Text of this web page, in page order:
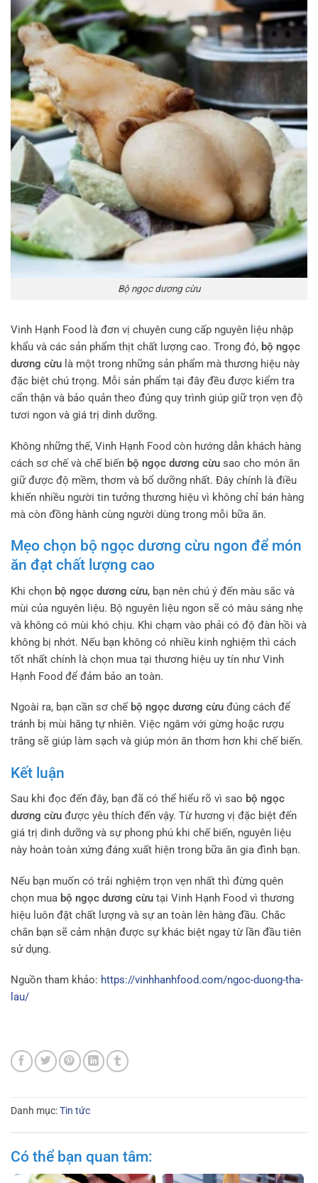
Bộ ngọc dương cừu
Vinh Hạnh Food là đơn vị chuyên cung cấp nguyên liệu nhập
khẩu và các sản phẩm thịt chất lượng cao. Trong đó, bộ ngọc
dương cừu là một trong những sản phẩm mà thương hiệu này
đặc biệt chú trọng. Mỗi sản phẩm tại đây đều được kiểm tra
cẩn thận và bảo quản theo đúng quy trình giúp giữ trọn vẹn độ
tươi ngon và giá trị dinh dưỡng.
Không những thế, Vinh Hạnh Food còn hướng dẫn khách hàng
cách sơ chế và chế biến bộ ngọc dương cừu sao cho món ăn
giữ được độ mềm, thơm và bổ dưỡng nhất. Đây chính là điều
khiến nhiều người tin tưởng thương hiệu vì không chỉ bán hàng
mà còn đồng hành cùng người dùng trong mỗi bữa ăn.
Mẹo chọn bộ ngọc dương cừu ngon để món
ăn đạt chất lượng cao
Khi chọn bộ ngọc dương cừu, bạn nên chú ý đến màu sắc và
mùi của nguyên liệu. Bộ nguyên liệu ngon sẽ có màu sáng nhẹ
và không có mùi khó chịu. Khi chạm vào phải có độ đàn hồi và
không bị nhớt. Nếu bạn không có nhiều kinh nghiệm thì cách
tốt nhất chính là chọn mua tại thương hiệu uy tín như Vinh
Hạnh Food để đảm bảo an toàn.
Ngoài ra, bạn cần sơ chế bộ ngọc dương cừu đúng cách để
tránh bị mùi hăng tự nhiên. Việc ngâm với gừng hoặc rượu
trắng sẽ giúp làm sạch và giúp món ăn thơm hơn khi chế biến.
Kết luận
Sau khi đọc đến đây, bạn đã có thể hiểu rõ vì sao bộ ngọc
dương cừu được yêu thích đến vậy. Từ hương vị đặc biệt đến
giá trị dinh dưỡng và sự phong phú khi chế biến, nguyên liệu
này hoàn toàn xứng đáng xuất hiện trong bữa ăn gia đình bạn.
Nếu bạn muốn có trải nghiệm trọn vẹn nhất thì đừng quên
chọn mua bộ ngọc dương cừu tại Vinh Hạnh Food vì thương
hiệu luôn đặt chất lượng và sự an toàn lên hàng đầu. Chắc
chắn bạn sẽ cảm nhận được sự khác biệt ngay từ lần đầu tiên
sử dụng.
Nguồn tham khảo: https://vinhhanhfood.com/ngoc-duong-tha-
lau/
Danh mục:Tin tức
Có thể bạn quan tâm: